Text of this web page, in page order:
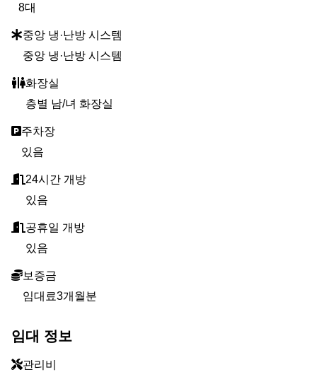
8대
중앙 냉·난방 시스템
중앙 냉·난방 시스템
화장실
층별 남/녀 화장실
주차장
있음
24시간 개방
있음
공휴일 개방
있음
보증금
임대료3개월분
임대 정보
관리비